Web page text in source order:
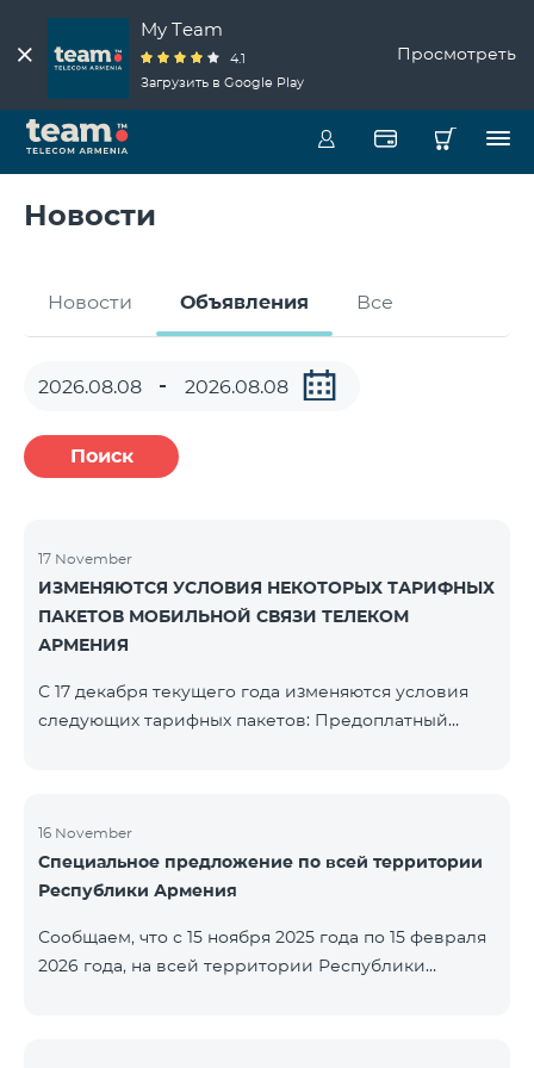
My Team
4.1
Загрузить в Google Play
Просмотреть
Новости
Новости Объявления Все
Поиск
17 November
ИЗМЕНЯЮТСЯ УСЛОВИЯ НЕКОТОРЫХ ТАРИФНЫХ
ПАКЕТОВ МОБИЛЬНОЙ СВЯЗИ ТЕЛЕКОМ
АРМЕНИЯ
С 17 декабря текущего года изменяются условия
следующих тарифных пакетов: Предоплатный
Абоненты получат 600 минут на все сети РА, США,
Канады, Beeline РФ и Tele2 вместо прежних 300
минут и 14 ГБ интернета вместо прежних 7 ГБ.
будет переименован в «Be Free 3200». Абонентская
пла
16 November
Специальное предложение по всей территории
Республики Армения
Сообщаем, что с 15 ноября 2025 года по 15 февраля
2026 года, на всей территории Республики